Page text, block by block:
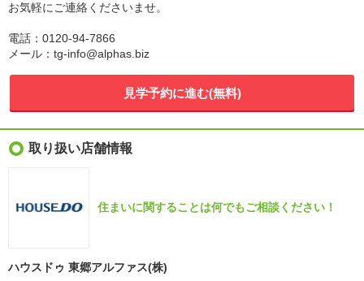
お気軽にご連絡くださいませ。
電話：0120-94-7866
メール：tg-info@alphas.biz
見学予約に進む(無料)
取り扱い店舗情報
住まいに関することは何でもご相談ください！
ハウスドゥ 東郷アルファス(株)